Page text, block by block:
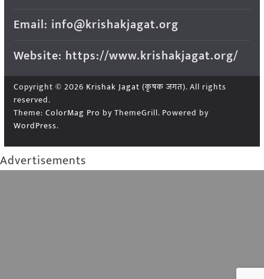
Email: info@krishakjagat.org
Website: https://www.krishakjagat.org/
Copyright © 2026 Krishak Jagat (कृषक जगत). All rights
reserved.
Theme: ColorMag Pro by ThemeGrill. Powered by
WordPress.
Advertisements